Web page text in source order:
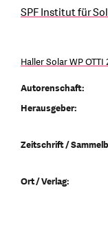
SPF Institut für
Haller Solar WP OTTI
Autorenschaft:
Herausgeber:
Zeitschrift /
Ort / Verlag: